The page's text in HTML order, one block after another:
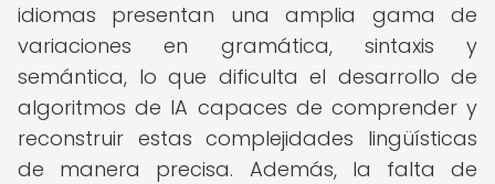
idiomas presentan una amplia gama de
variaciones en gramática, sintaxis y
semántica, lo que dificulta el desarrollo de
algoritmos de IA capaces de comprender y
reconstruir estas complejidades lingüísticas
de manera precisa. Además, la falta de